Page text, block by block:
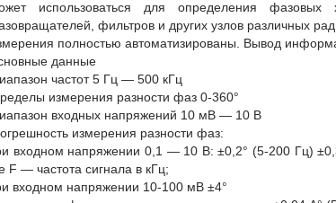
использоваться для определения фазовых
фильтров и других узлов различных
полностью автоматизированы. Вывод
данные
частот 5 Гц — 500 кГц
измерения разности фаз 0-360°
входных напряжений 10 мВ — 10 В
измерения разности фаз:
входном напряжении 0,1 — 10 В: ±0,2° (5-200 Гц)
F — частота сигнала в кГц;
входном напряжении 10-100 мВ ±4°